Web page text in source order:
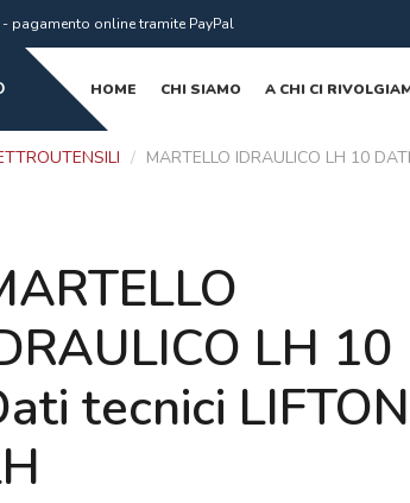
pagamento online tramite PayPal
HOME CHI SIAMO A CHI CI
/ MARTELLO IDRAULICO LH 10
LH 10
tecnici LIFTON